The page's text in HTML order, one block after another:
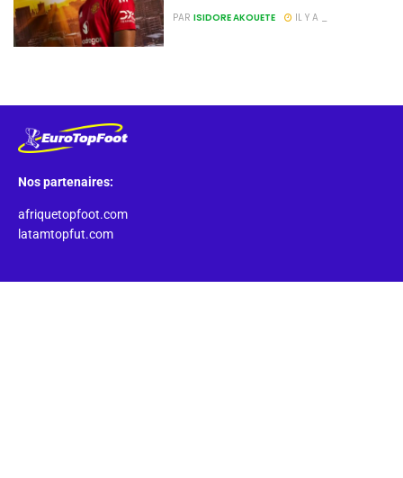
PAR ISIDORE AKOUETE IL Y A _
Nos partenaires:
afriquetopfoot.com
latamtopfut.com